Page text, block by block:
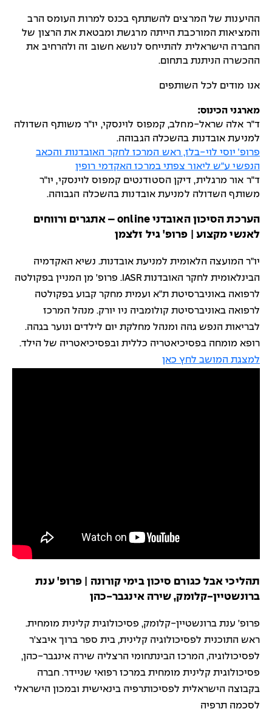
ההיענות של המרצים להשתתף בכנס למרות העומס הרב
והמציאות המורכבת הייתה מרגשת ומבטאת את הרצון של
החברה הישראלית להתייחס לנושא חשוב זה ולהרחיב את
ההכשרה הניתנת בתחום.
אנו מודים לכל השותפים
מארגני הכינוס:
ד״ר אלה שראל-מחלב, קמפוס לוינסקי, יו״ר משותף השדולה
למניעת אובדנות בהשכלה הגבוהה.
פרופ׳ יוסי לוי-בלז, ראש המרכז לחקר האובדנות והכאב
הנפשי ע"ש ליאור צפתי במרכז האקדמי רופין
ד״ר אור מרגלית, דיקן הסטודנטים קמפוס לוינסקי, יו״ר
משותף השדולה למניעת אובדנות בהשכלה הגבוהה.
הערכת הסיכון האובדני online – אתגרים ורווחים
לאנשי מקצוע | פרופ' גיל זלצמן
יו"ר המועצה הלאומית למניעת אובדנות. נשיא האקדמיה
הבינלאומית לחקר האובדנות IASR. פרופ' מן המניין בפקולטה
לרפואה באוניברסיטת ת"א ועמית מחקר קבוע בפקולטה
לרפואה באוניברסיטת קולומביה ניו יורק. מנהל המרכז
לבריאות הנפש גהה ומנהל מחלקת יום לילדים ונוער בגהה.
רופא מומחה בפסיכיאטריה כללית ובפסיכיאטריה של הילד.
למצגת המושב לחץ כאן
תהליכי אבל כגורם סיכון בימי קורונה | פרופ' ענת
ברונשטיין-קלומק, שירה אינגבר-כהן
פרופ' ענת ברונשטיין-קלומק, פסיכולוגית קלינית מומחית.
ראש התוכנית לפסיכולוגיה קלינית, בית ספר ברוך איבצ'ר
לפסיכולוגיה, המרכז הבינתחומי הרצליה שירה אינגבר-כהן,
פסיכולוגית קלינית מומחית במרכז רפואי שניידר. חברה
בקבוצה הישראלית לפסיכותרפיה בינאישית ובמכון הישראלי
לסכמה תרפיה